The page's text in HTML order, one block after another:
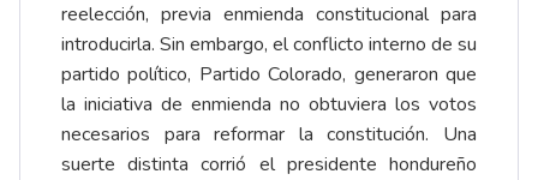
reelección, previa enmienda constitucional para
introducirla. Sin embargo, el conflicto interno de su
partido político, Partido Colorado, generaron que
la iniciativa de enmienda no obtuviera los votos
necesarios para reformar la constitución. Una
suerte distinta corrió el presidente hondureño